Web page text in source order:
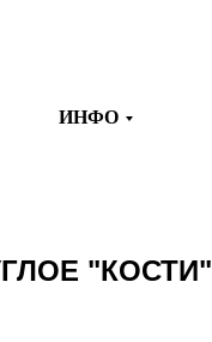
ИНФО
"КОСТИ"